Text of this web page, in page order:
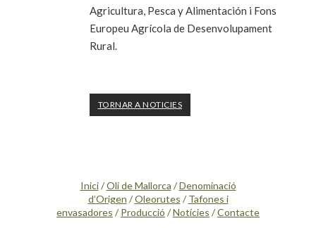
Agricultura, Pesca y Alimentación i Fons
Europeu Agrícola de Desenvolupament
Rural.
TORNAR A NOTICIES
Inici/Oli de Mallorca /Denominació
d’Origen /Oleorutes / Tafones i
envasadores / Producció /Notícies /Contacte